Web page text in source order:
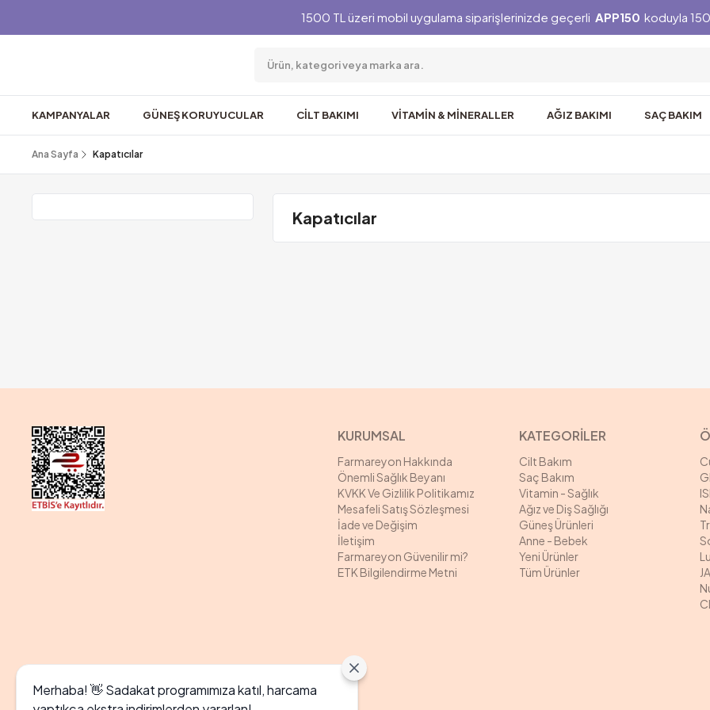
1500 TL üzeri mobil uygulama siparişlerinizde geçerli APP150 koduyla
KAMPANYALAR GÜNEŞ KORUYUCULAR CİLT BAKIMI VİTAMİN & MİNERALLER AĞIZ BAKIMI SAÇ BAKIM
Ana Sayfa Kapatıcılar
Kapatıcılar
KURUMSAL
Farmareyon Hakkında
Önemli Sağlık Beyanı
KVKK Ve Gizlilik Politikamız
Mesafeli Satış Sözleşmesi
İade ve Değişim
İletişim
Farmareyon Güvenilir mi?
ETK Bilgilendirme Metni
KATEGORİLER
Cilt Bakım
Saç Bakım
Vitamin - Sağlık
Ağız ve Diş Sağlığı
Güneş Ürünleri
Anne - Bebek
Yeni Ürünler
Tüm Ürünler
Merhaba! 👋 Sadakat programımıza katıl, harcama